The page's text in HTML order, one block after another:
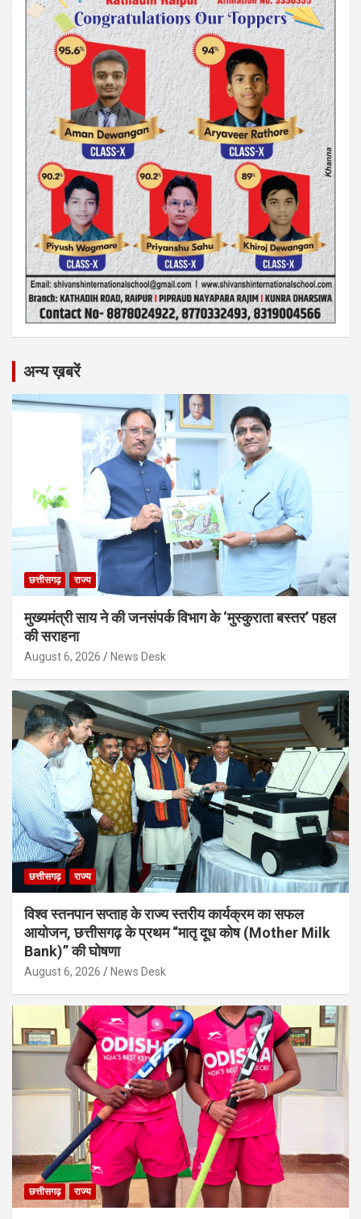
अन्य ख़बरें
छत्तीसगढ़ राज्य
मुख्यमंत्री साय ने की जनसंपर्क विभाग के ‘मुस्कुराता बस्तर’ पहल
की सराहना
August 6, 2026 News Desk
छत्तीसगढ़ राज्य
विश्व स्तनपान सप्ताह के राज्य स्तरीय कार्यक्रम का सफल
आयोजन, छत्तीसगढ़ के प्रथम “मातृ दूध कोष (Mother Milk
Bank)” की घोषणा
August 6, 2026 News Desk
छत्तीसगढ़ राज्य